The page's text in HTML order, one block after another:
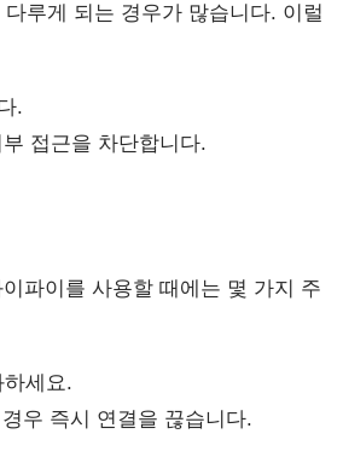
루게 되는 경우가 많습니다. 이럴
.
접근을 차단합니다.
파이를 사용할 때에는 몇 가지 주
세요.
우 즉시 연결을 끊습니다.